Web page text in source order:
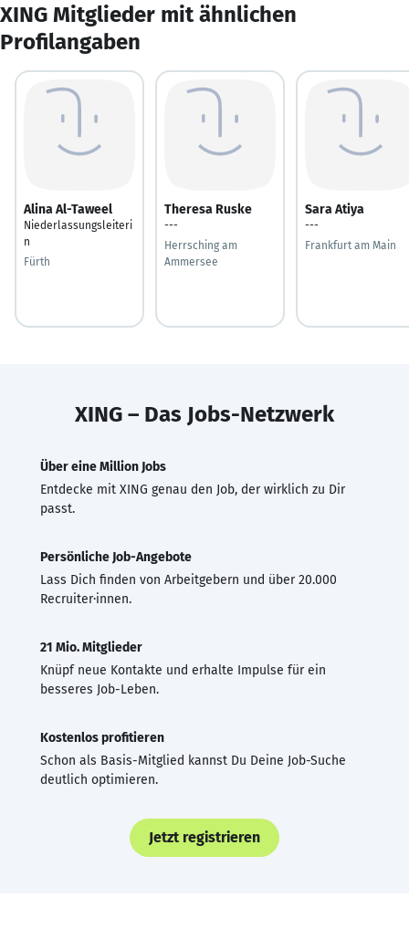
XING Mitglieder mit ähnlichen
Profilangaben
Alina Al-Taweel
Niederlassungsleiteri
n
Fürth
Theresa Ruske
---
Herrsching am
Ammersee
Sara Atiya
---
Frankfurt am Main
XING – Das Jobs-Netzwerk
Über eine Million Jobs
Entdecke mit XING genau den Job, der wirklich zu Dir
passt.
Persönliche Job-Angebote
Lass Dich finden von Arbeitgebern und über 20.000
Recruiter·innen.
21 Mio. Mitglieder
Knüpf neue Kontakte und erhalte Impulse für ein
besseres Job-Leben.
Kostenlos profitieren
Schon als Basis-Mitglied kannst Du Deine Job-Suche
deutlich optimieren.
Jetzt registrieren